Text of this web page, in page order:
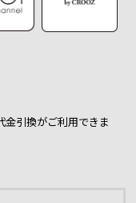
金引換がご利用できま